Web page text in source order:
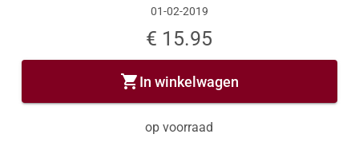
01-02-2019
€ 15.95
shopping_cartIn winkelwagen
op voorraad